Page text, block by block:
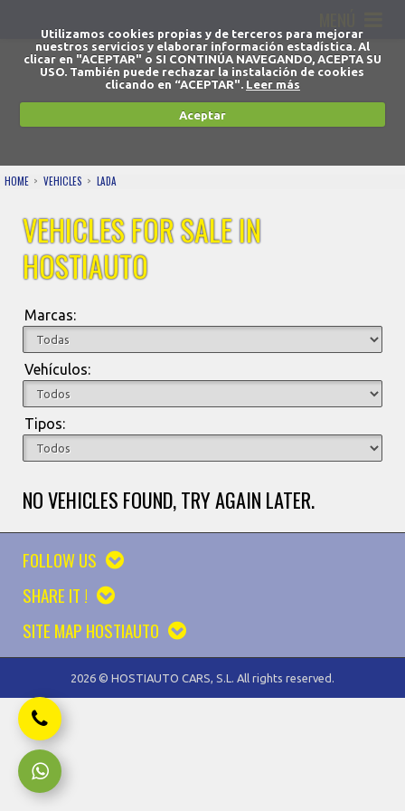
Utilizamos cookies propias y de terceros para mejorar
nuestros servicios y elaborar información estadística. Al
clicar en "ACEPTAR" o SI CONTINÚA NAVEGANDO, ACEPTA SU
USO. También puede rechazar la instalación de cookies
clicando en “ACEPTAR". Leer más
Aceptar
HOME VEHICLES LADA
VEHICLES FOR SALE IN
HOSTIAUTO
Marcas:
Vehículos:
Tipos:
NO VEHICLES FOUND, TRY AGAIN LATER.
FOLLOW US
SHARE IT !
SITE MAP HOSTIAUTO
2026 © HOSTIAUTO CARS, S.L. All rights reserved.